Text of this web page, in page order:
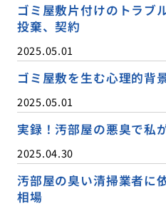
ゴミ屋敷片付けのトラブ
投棄、契約
2025.05.01
ゴミ屋敷を生む心理的背
2025.05.01
実録！汚部屋の悪臭で私
2025.04.30
汚部屋の臭い清掃業者に
相場